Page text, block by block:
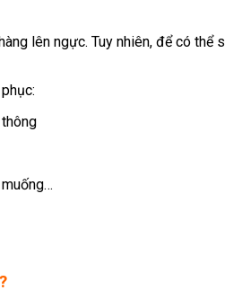
lên ngực. Tuy nhiên, để có